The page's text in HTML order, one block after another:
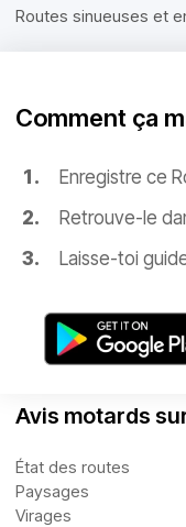
Routes sinueuses et
Comment ça
Enregistre ce
Retrouve-le
Laisse-toi
Avis motards
État des routes
Paysages
Virages